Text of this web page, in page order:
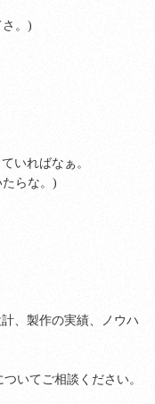
。)
いればなぁ。
らな。)
、製作の実績、ノウハ
いてご相談ください。